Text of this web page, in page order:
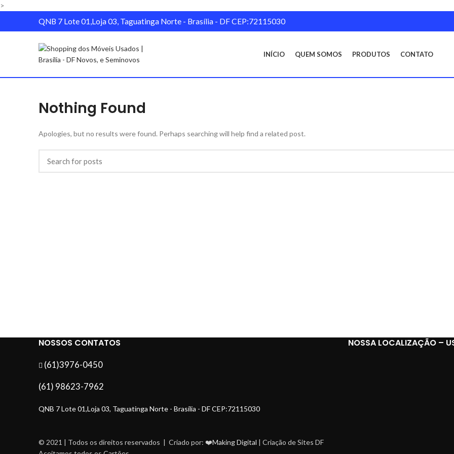
>
QNB 7 Lote 01,Loja 03, Taguatinga Norte - Brasília - DF CEP:72115030
INÍCIO QUEM SOMOS PRODUTOS CONTATO
Nothing Found
Apologies, but no results were found. Perhaps searching will help find a related post.
NOSSOS CONTATOS
(61)3976-0450
(61) 98623-7962
QNB 7 Lote 01,Loja 03, Taguatinga Norte - Brasília - DF CEP:72115030
NOSSA LOCALIZAÇÃO –
© 2021 | Todos os direitos reservados | Criado por: ❤️Making Digital | Criação de Sites DF